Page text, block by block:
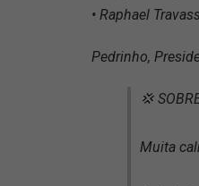
• Raphael
Pedrinho,
💢
Muita